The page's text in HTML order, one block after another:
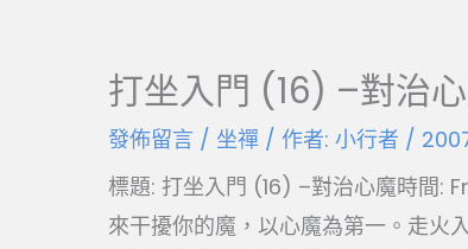
打坐入門 (16) –對治
發佈留言 / 坐禪 / 作者:小行者 /
標題: 打坐入門 (16) –對治心魔時間:
來干擾你的魔，以心魔為第一。走火